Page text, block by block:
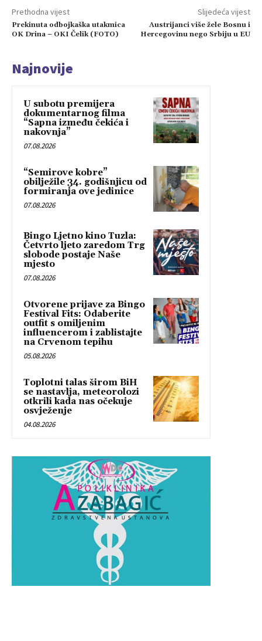
Prethodna vijest
Prekinuta odbojkaška utakmica
OK Drina – OKI Čelik (FOTO)
Slijedeća vijest
Austrijanci više žele Bosnu i
Hercegovinu nego Srbiju u EU
Najnovije
U subotu premijera
dokumentarnog filma
“Sapna između čekića i
nakovnja”
07.08.2026
“Semirove kobre”
obilježile 34. godišnjicu od
formiranja ove jedinice
07.08.2026
Bingo Ljetno kino Tuzla:
Četvrto ljeto zaredom Trg
slobode postaje Naše
mjesto
07.08.2026
Otvorene prijave za Bingo
Festival Fits: Odaberite
outfit s omiljenim
influencerom i zablistajte
na Crvenom tepihu
05.08.2026
Toplotni talas širom BiH
se nastavlja, meteorolozi
otkrili kada nas očekuje
osvježenje
04.08.2026